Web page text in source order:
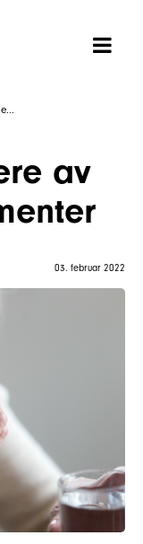
av
03. februar 2022